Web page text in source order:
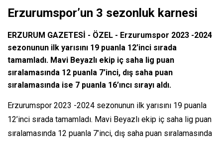
Erzurumspor’un 3 sezonluk karnesi
ERZURUM GAZETESİ - ÖZEL - Erzurumspor 2023 -2024
sezonunun ilk yarısını 19 puanla 12’inci sırada
tamamladı. Mavi Beyazlı ekip iç saha lig puan
sıralamasında 12 puanla 7’inci, dış saha puan
sıralamasında ise 7 puanla 16’ıncı sırayı aldı.
Erzurumspor 2023 -2024 sezonunun ilk yarısını 19 puanla
12’inci sırada tamamladı. Mavi Beyazlı ekip iç saha lig puan
sıralamasında 12 puanla 7’inci, dış saha puan sıralamasında